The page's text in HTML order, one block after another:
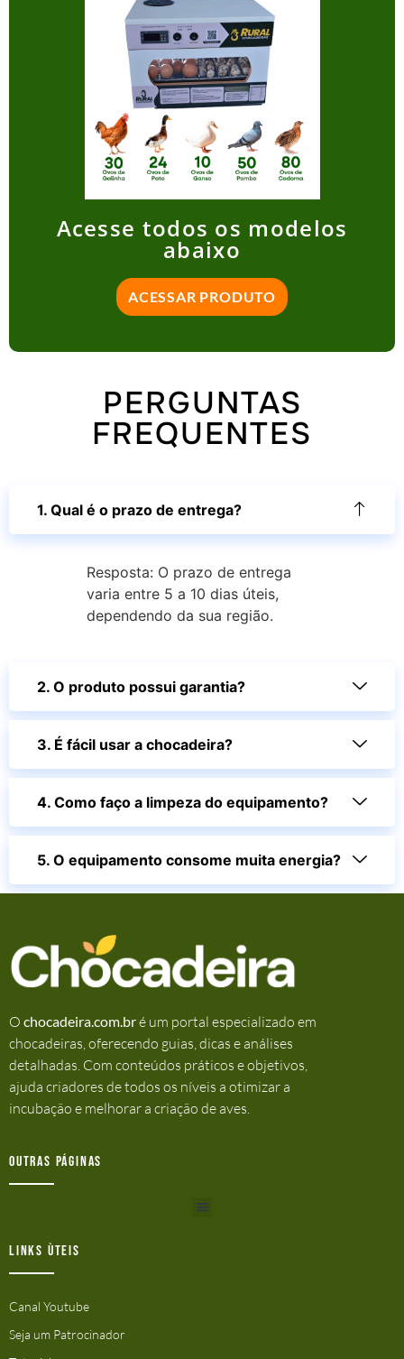
Acesse todos os modelos
abaixo
ACESSAR PRODUTO
PERGUNTAS
FREQUENTES
1. Qual é o prazo de entrega?
Resposta: O prazo de entrega
varia entre 5 a 10 dias úteis,
dependendo da sua região.
2. O produto possui garantia?
3. É fácil usar a chocadeira?
4. Como faço a limpeza do equipamento?
5. O equipamento consome muita energia?
O chocadeira.com.bré um portal especializado em
chocadeiras, oferecendo guias, dicas e análises
detalhadas. Com conteúdos práticos e objetivos,
ajuda criadores de todos os níveis a otimizar a
incubação e melhorar a criação de aves.
Outras Páginas
Links ùteis
Canal Youtube
Seja um Patrocinador